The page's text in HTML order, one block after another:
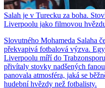
Salah je v Turecku za boha.
Liverpoolu jako filmovou
Slovutného Mohameda Salaha
překvapivá fotbalová výzva.
Liverpoolu míří do
přivítaly stovky nadšených
panovala atmosféra, jaká se
hudební hvězdy než fotbalisty.